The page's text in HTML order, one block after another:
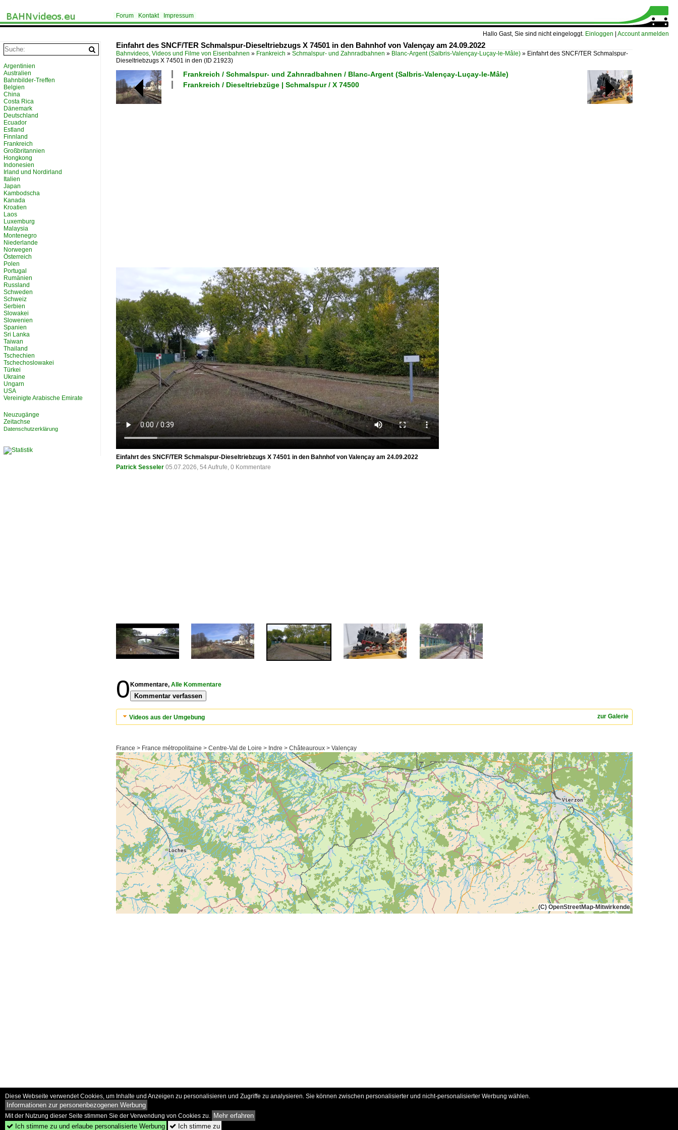
Hallo Gast, Sie sind nicht eingeloggt. Einloggen Account anmelden
Forum Kontakt Impressum
Einfahrt des SNCF/TER Schmalspur-Dieseltriebzugs X 74501 in den Bahnhof von Valençay am 24.09.2022
Bahnvideos, Videos und Filme von Eisenbahnen » Frankreich » Schmalspur- und Zahnradbahnen » Blanc-Argent (Salbris-Valençay-Luçay-le-Mâle) » Einfahrt des SNCF/TER Schmalspur-
Dieseltriebzugs X 74501 in den (ID 21923)
Frankreich / Schmalspur- und Zahnradbahnen / Blanc-Argent (Salbris-Valençay-Luçay-le-Mâle)
Frankreich / Dieseltriebzüge | Schmalspur / X 74500
Einfahrt des SNCF/TER Schmalspur-Dieseltriebzugs X 74501 in den Bahnhof von Valençay am 24.09.2022
Patrick Sesseler 05.07.2026, 54 Aufrufe, 0 Kommentare
0 Kommentare, Alle Kommentare
Kommentar verfassen
zur Galerie
Videos aus der Umgebung
France > France métropolitaine > Centre-Val de Loire > Indre > Châteauroux > Valençay
(C) OpenStreetMap-Mitwirkende
Argentinien
Australien
Bahnbilder-Treffen
Belgien
China
Costa Rica
Dänemark
Deutschland
Ecuador
Estland
Finnland
Frankreich
Großbritannien
Hongkong
Indonesien
Irland und Nordirland
Italien
Japan
Kambodscha
Kanada
Kroatien
Laos
Luxemburg
Malaysia
Montenegro
Niederlande
Norwegen
Österreich
Polen
Portugal
Rumänien
Russland
Schweden
Schweiz
Serbien
Slowakei
Slowenien
Spanien
Sri Lanka
Taiwan
Thailand
Tschechien
Tschechoslowakei
Türkei
Ukraine
Ungarn
USA
Vereinigte Arabische Emirate
Neuzugänge
Zeitachse
Datenschutzerklärung
Diese Webseite verwendet Cookies, um Inhalte und Anzeigen zu personalisieren und Zugriffe zu analysieren. Sie können zwischen personalisierter und nicht-personalisierter Werbung wählen.
Informationen zur personenbezogenen Werbung
Mit der Nutzung dieser Seite stimmen Sie der Verwendung von Cookies zu. Mehr erfahren
 Ich stimme zu und erlaube personalisierte Werbung  Ich stimme zu